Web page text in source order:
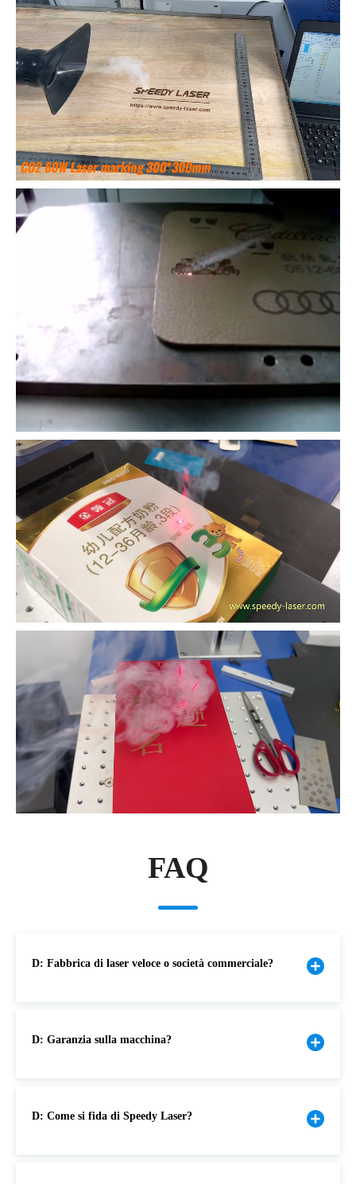
FAQ
D: Fabbrica di laser veloce o società commerciale?
D: Garanzia sulla macchina?
D: Come si fida di Speedy Laser?